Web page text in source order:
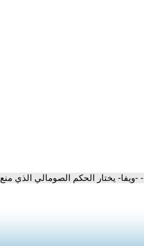
- -ويفا- يختار الحكم الصومالي الذي منع